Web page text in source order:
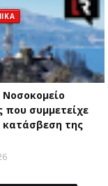
που συμμετείχε
κατάσβεση της